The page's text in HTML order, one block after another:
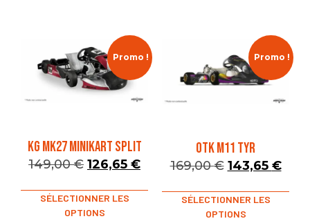
Promo !
KG MK27 MINIKART SPLIT
149,00€ 126,65 €
SÉLECTIONNER LES
OPTIONS
Promo !
OTK M11 TYR
169,00€ 143,65 €
SÉLECTIONNER LES
OPTIONS